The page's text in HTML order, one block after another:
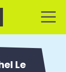
Le